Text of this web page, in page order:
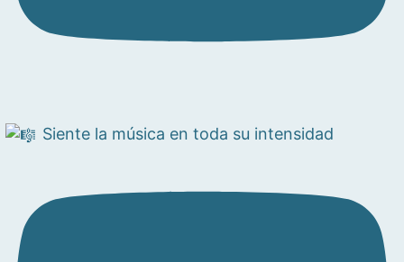
Siente la música en toda su intensidad